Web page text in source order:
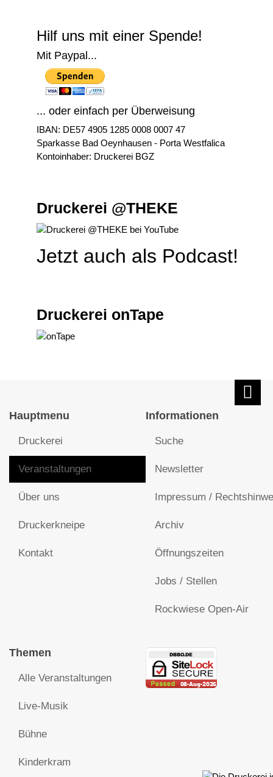
Hilf uns mit einer Spende!
Mit Paypal...
... oder einfach per Überweisung
IBAN: DE57 4905 1285 0008 0007 47
Sparkasse Bad Oeynhausen - Porta Westfalica
Kontoinhaber: Druckerei BGZ
Druckerei @THEKE
Jetzt auch als Podcast!
Druckerei onTape
Hauptmenu
Druckerei
Veranstaltungen
Über uns
Druckerkneipe
Kontakt
Informationen
Suche
Newsletter
Impressum /
Archiv
Öffnungszeiten
Jobs / Stellen
Rockwiese Open-Air
Themen
Alle Veranstaltungen
Live-Musik
Bühne
Kinderkram